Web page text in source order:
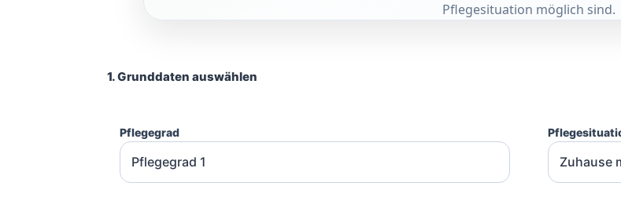
Pflegesituation möglich sind.
1. Grunddaten auswählen
Pflegegrad